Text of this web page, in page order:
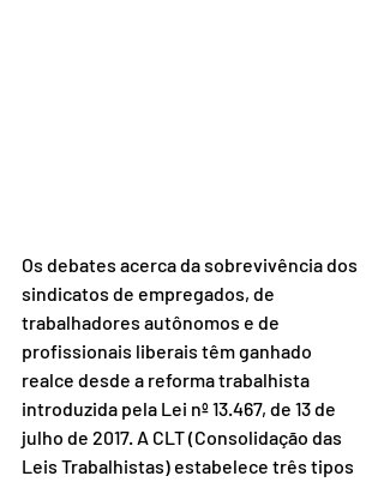
Os debates acerca da sobrevivência dos
sindicatos de empregados, de
trabalhadores autônomos e de
profissionais liberais têm ganhado
realce desde a reforma trabalhista
introduzida pela Lei nº 13.467, de 13 de
julho de 2017. A CLT (Consolidação das
Leis Trabalhistas) estabelece três tipos